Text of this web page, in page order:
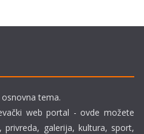
tema.
web portal - ovde možete
privreda, galerija, kultura, sport,